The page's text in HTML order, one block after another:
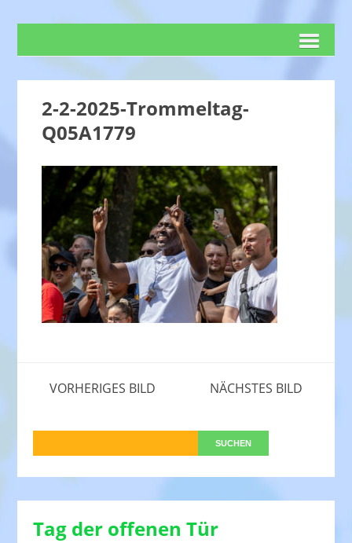
2-2-2025-Trommeltag-
Q05A1779
VORHERIGES BILD NÄCHSTES BILD
Tag der offenen Tür